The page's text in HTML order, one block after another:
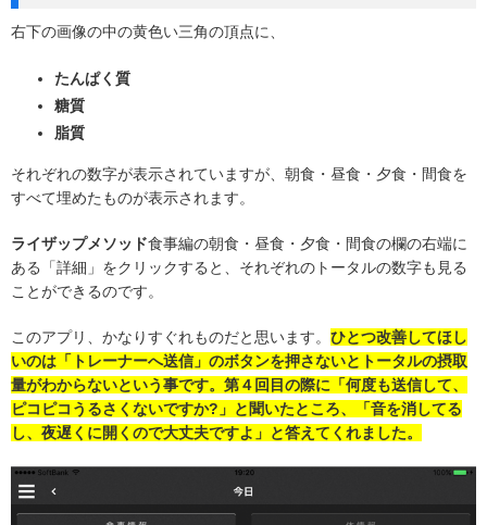
右下の画像の中の黄色い三角の頂点に、
たんぱく質
糖質
脂質
それぞれの数字が表示されていますが、朝食・昼食・夕食・間食を
すべて埋めたものが表示されます。
ライザップメソッド食事編の朝食・昼食・夕食・間食の欄の右端に
ある「詳細」をクリックすると、それぞれのトータルの数字も見る
ことができるのです。
このアプリ、かなりすぐれものだと思います。 ひとつ改善してほし
いのは「トレーナーへ送信」のボタンを押さないとトータルの摂取
量がわからないという事です。第４回目の際に「何度も送信して、
ピコピコうるさくないですか?」と聞いたところ、「音を消してる
し、夜遅くに開くので大丈夫ですよ」と答えてくれました。